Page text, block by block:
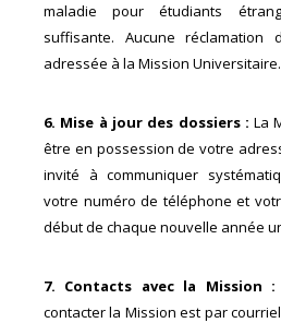
maladie pour étudiants
suffisante. Aucune
adressée à la Mission Universitaire.
6. Mise à jour des dossiers :La
être en possession de votre
invité à communiquer
votre numéro de téléphone et
début de chaque nouvelle année
7. Contacts avec la Mission :
contacter la Mission est par